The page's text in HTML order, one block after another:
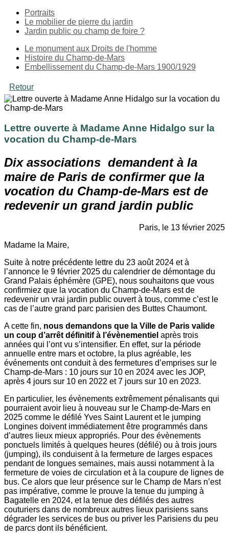
Portraits
Le mobilier de pierre du jardin
Jardin public ou champ de foire ?
Le monument aux Droits de l'homme
Histoire du Champ-de-Mars
Embellissement du Champ-de-Mars 1900/1929
Retour
Lettre ouverte à Madame Anne Hidalgo sur la
vocation du Champ-de-Mars
Dix associations demandent à la
maire de Paris de confirmer que la
vocation du Champ-de-Mars est de
redevenir un grand jardin public
Paris, le 13 février 2025
Madame la Maire,
Suite à notre précédente lettre du 23 août 2024 et à
l’annonce le 9 février 2025 du calendrier de démontage du
Grand Palais éphémère (GPE), nous souhaitons que vous
confirmiez que la vocation du Champ-de-Mars est de
redevenir un vrai jardin public ouvert à tous, comme c’est le
cas de l’autre grand parc parisien des Buttes Chaumont.
A cette fin, nous demandons que la Ville de Paris valide
un coup d’arrêt définitif à l’évènementiel après trois
années qui l’ont vu s’intensifier. En effet, sur la période
annuelle entre mars et octobre, la plus agréable, les
événements ont conduit à des fermetures d’emprises sur le
Champ-de-Mars : 10 jours sur 10 en 2024 avec les JOP,
après 4 jours sur 10 en 2022 et 7 jours sur 10 en 2023.
En particulier, les évènements extrêmement pénalisants qui
pourraient avoir lieu à nouveau sur le Champ-de-Mars en
2025 comme le défilé Yves Saint Laurent et le jumping
Longines doivent immédiatement être programmés dans
d’autres lieux mieux appropriés. Pour des évènements
ponctuels limités à quelques heures (défilé) ou à trois jours
(jumping), ils conduisent à la fermeture de larges espaces
pendant de longues semaines, mais aussi notamment à la
fermeture de voies de circulation et à la coupure de lignes de
bus. Ce alors que leur présence sur le Champ de Mars n’est
pas impérative, comme le prouve la tenue du jumping à
Bagatelle en 2024, et la tenue des défilés des autres
couturiers dans de nombreux autres lieux parisiens sans
dégrader les services de bus ou priver les Parisiens du peu
de parcs dont ils bénéficient.